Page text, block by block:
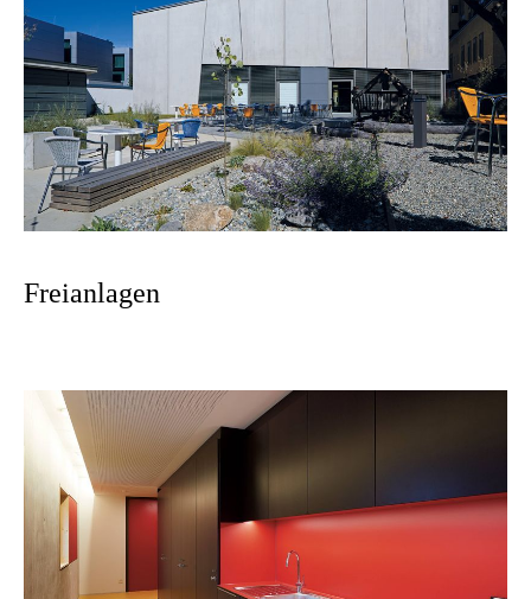
Freianlagen